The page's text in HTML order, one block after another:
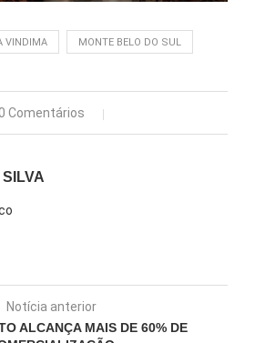
VINDIMA MONTE BELO DO SUL
Comentários
Notícia anterior
ALCANÇA MAIS DE 60% DE